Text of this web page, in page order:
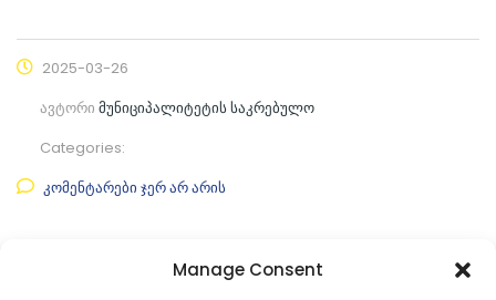
Manage Consent
2025-03-26
ავტორი მუნიციპალიტეტის საკრებულო
Categories:
კომენტარები ჯერ არ არის
ფაილის ნახვა